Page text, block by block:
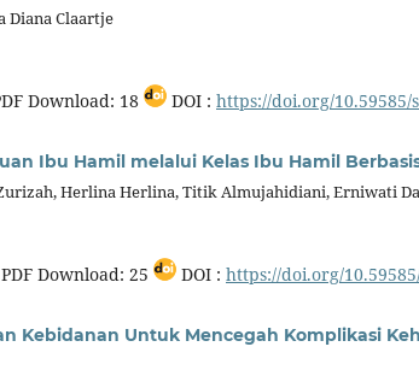
Diana Claartje
Download: 18 DOI : https://doi.org/10.59585/
Ibu Hamil melalui Kelas Ibu Hamil
Herlina Herlina, Titik Almujahidiani, Erniwati
PDF Download: 25 DOI : https://doi.org/
Kebidanan Untuk Mencegah Komplikasi